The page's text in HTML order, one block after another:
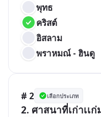
พุทธ
คริสต์
อิสลาม
พราหมณ์ - ฮินดู
# 2 เลือกประเภท
2. ศาสนาที่เก่าเเ